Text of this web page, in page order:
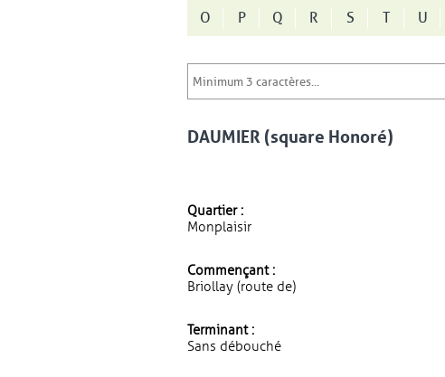
O
P Q R S T U
DAUMIER (square Honoré)
Quartier :
Monplaisir
Commençant :
Briollay (route de)
Terminant :
Sans débouché